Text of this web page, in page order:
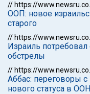
// https://
ООП: новое
старого
// https://
Израиль
обстрелы
// https://
Аббас: переговоры
нового статуса в ООН